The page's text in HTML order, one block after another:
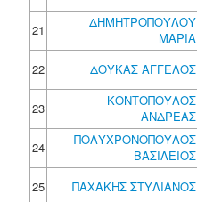
21
ΔΗΜΗΤΡΟΠΟΥΛΟΥ
ΜΑΡΙΑ
22 ΔΟΥΚΑΣ ΑΓΓΕΛΟΣ
23
ΚΟΝΤΟΠΟΥΛΟΣ
ΑΝΔΡΕΑΣ
24
ΠΟΛΥΧΡΟΝΟΠΟΥΛΟΣ
ΒΑΣΙΛΕΙΟΣ
25
ΠΑΧΑΚΗΣ ΣΤΥΛΙΑΝΟΣ